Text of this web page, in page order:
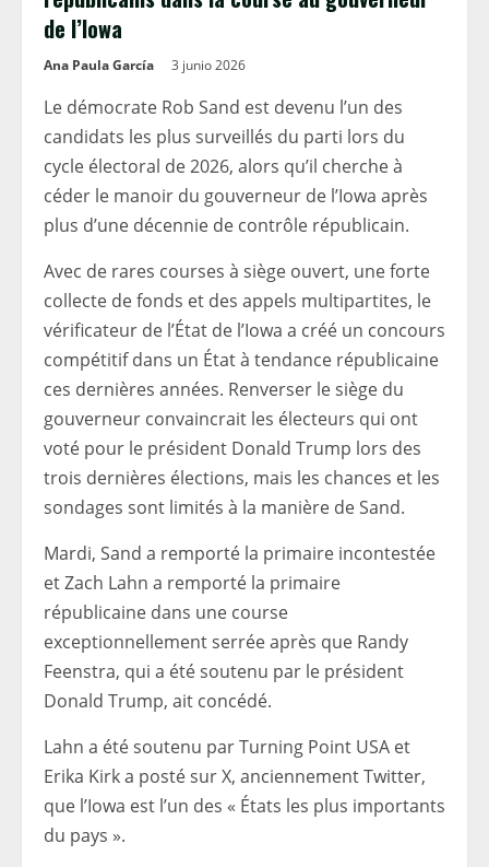
de l’Iowa
Ana Paula García 3 junio 2026
Le démocrate Rob Sand est devenu l’un des
candidats les plus surveillés du parti lors du
cycle électoral de 2026, alors qu’il cherche à
céder le manoir du gouverneur de l’Iowa après
plus d’une décennie de contrôle républicain.
Avec de rares courses à siège ouvert, une forte
collecte de fonds et des appels multipartites, le
vérificateur de l’État de l’Iowa a créé un concours
compétitif dans un État à tendance républicaine
ces dernières années. Renverser le siège du
gouverneur convaincrait les électeurs qui ont
voté pour le président Donald Trump lors des
trois dernières élections, mais les chances et les
sondages sont limités à la manière de Sand.
Mardi, Sand a remporté la primaire incontestée
et Zach Lahn a remporté la primaire
républicaine dans une course
exceptionnellement serrée après que Randy
Feenstra, qui a été soutenu par le président
Donald Trump, ait concédé.
Lahn a été soutenu par Turning Point USA et
Erika Kirk a posté sur X, anciennement Twitter,
que l’Iowa est l’un des « États les plus importants
du pays ».